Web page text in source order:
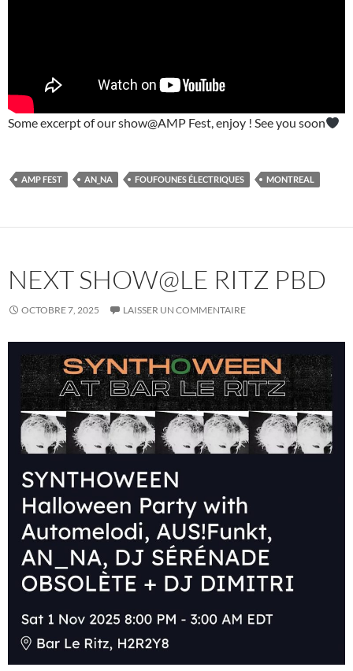
Some excerpt of our show@AMP Fest, enjoy ! See you soon
AMP FEST AN_NA FOUFOUNES ÉLECTRIQUES MONTREAL
NEXT SHOW@LE RITZ PBD
OCTOBRE 7, 2025 LAISSER UN COMMENTAIRE